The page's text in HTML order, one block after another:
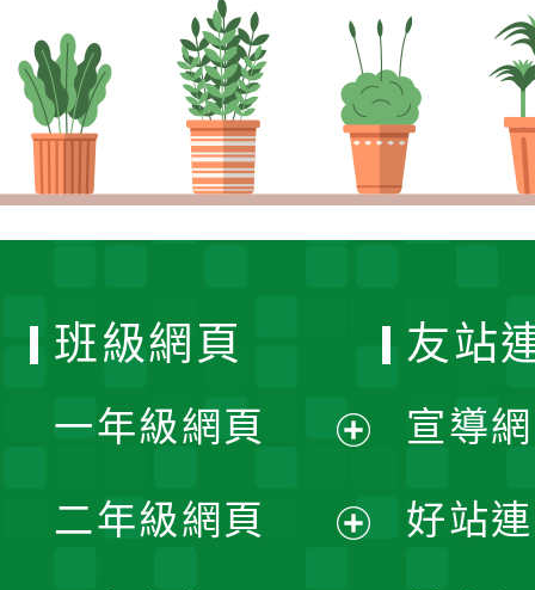
班級網頁
一年級網頁
開
二年級網頁
友站
宣導
好站